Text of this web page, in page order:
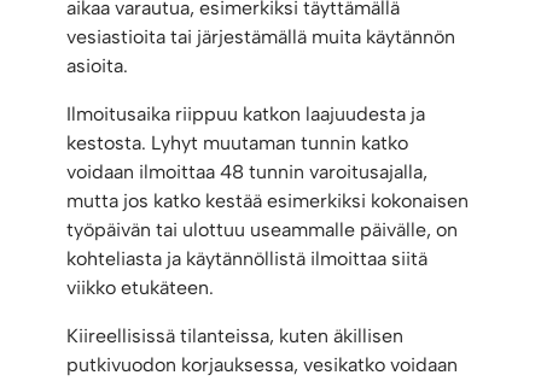
aikaa varautua, esimerkiksi täyttämällä
vesiastioita tai järjestämällä muita käytännön
asioita.
Ilmoitusaika riippuu katkon laajuudesta ja
kestosta. Lyhyt muutaman tunnin katko
voidaan ilmoittaa 48 tunnin varoitusajalla,
mutta jos katko kestää esimerkiksi kokonaisen
työpäivän tai ulottuu useammalle päivälle, on
kohteliasta ja käytännöllistä ilmoittaa siitä
viikko etukäteen.
Kiireellisissä tilanteissa, kuten äkillisen
putkivuodon korjauksessa, vesikatko voidaan